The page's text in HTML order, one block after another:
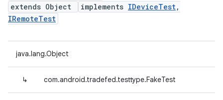
extends Object
implements IDeviceTest,
IRemoteTest
java.lang.Object
↳ com.android.tradefed.testtype.FakeTest